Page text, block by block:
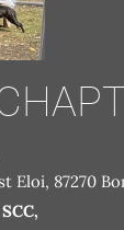
Eloi, 87270
SCC,